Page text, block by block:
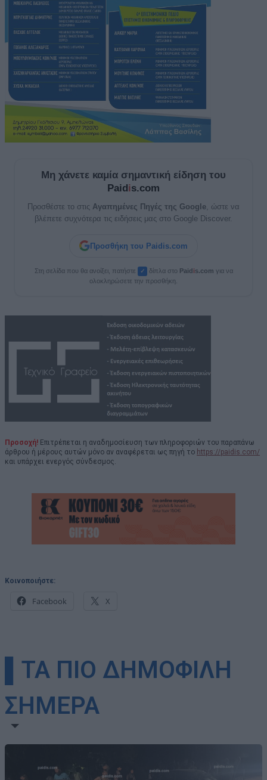
Μη χάνετε καμία σημαντική είδηση του
Paidis.com
Προσθέστε το στις Αγαπημένες Πηγές της Google , ώστε να
βλέπετε συχνότερα τις ειδήσεις μας στο Google Discover.
Προσθήκη του Paidis.com
Στη σελίδα που θα ανοίξει, πατήστε ✓ δίπλα στο Paidis.com για να
ολοκληρώσετε την προσθήκη.
Προσοχή! Επιτρέπεται η αναδημοσίευση των πληροφοριών του παραπάνω
άρθρου ή μέρους αυτών μόνο αν αναφέρεται ως πηγή το https://paidis.com/
και υπάρχει ενεργός σύνδεσμος.
Κοινοποιήστε:
Facebook X
▌ΤΑ ΠΙΟ ΔΗΜΟΦΙΛΗ
ΣΗΜΕΡΑ